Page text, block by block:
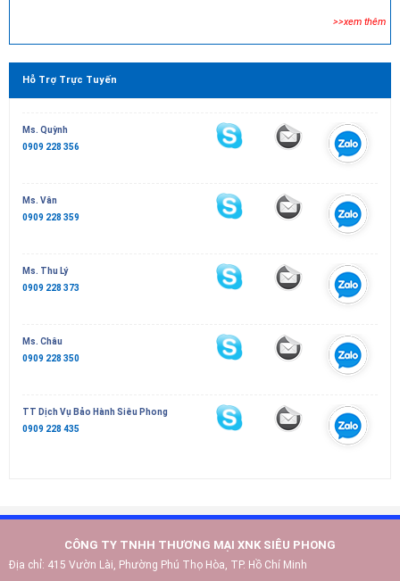
>>xem thêm
Hỗ Trợ Trực Tuyến
Ms. Quỳnh
0909 228 356
Ms. Vân
0909 228 359
Ms. Thu Lý
0909 228 373
Ms. Châu
0909 228 350
TT Dịch Vụ Bảo Hành Siêu Phong
0909 228 435
CÔNG TY TNHH THƯƠNG MẠI XNK SIÊU PHONG
Địa chỉ: 415 Vườn Lài, Phường Phú Thọ Hòa, TP. Hồ Chí Minh